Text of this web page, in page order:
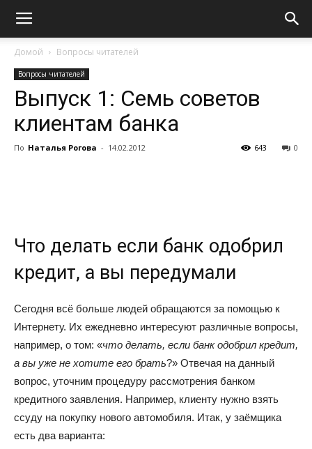
Домой Вопросы читателей
Вопросы читателей
Выпуск 1: Семь советов
клиентам банка
По Наталья Рогова - 14.02.2012 0
643
Что делать если банк одобрил
кредит, а вы передумали
Сегодня всё больше людей обращаются за помощью к
Интернету. Их ежедневно интересуют различные вопросы,
например, о том: «что делать, если банк одобрил кредит,
а вы уже не хотите его брать?» Отвечая на данный
вопрос, уточним процедуру рассмотрения банком
кредитного заявления. Например, клиенту нужно взять
ссуду на покупку нового автомобиля. Итак, у заёмщика
есть два варианта: